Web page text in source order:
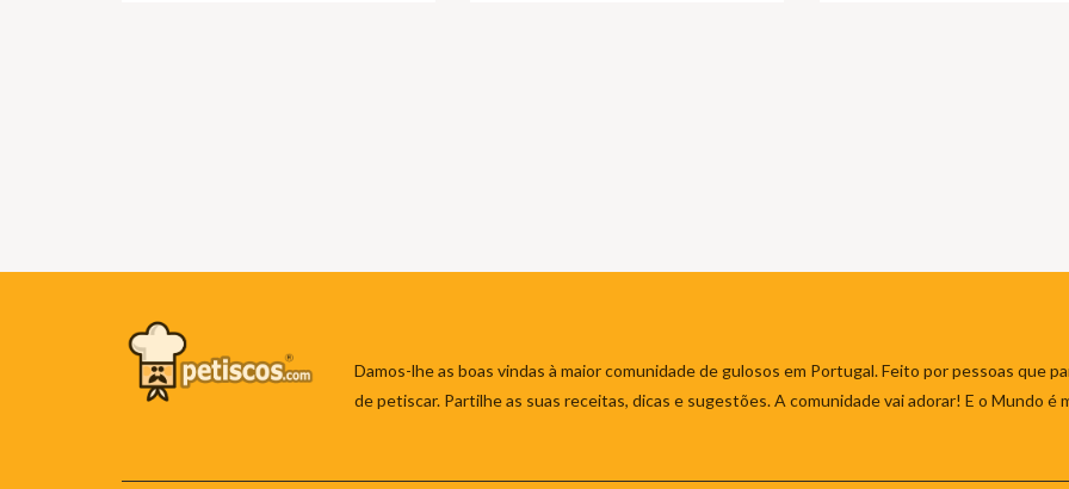
Damos-lhe as boas vindas à maior comunidade de gulosos em Portugal. Feito por pessoas que
de petiscar. Partilhe as suas receitas, dicas e sugestões. A comunidade vai adorar! E o Mundo é